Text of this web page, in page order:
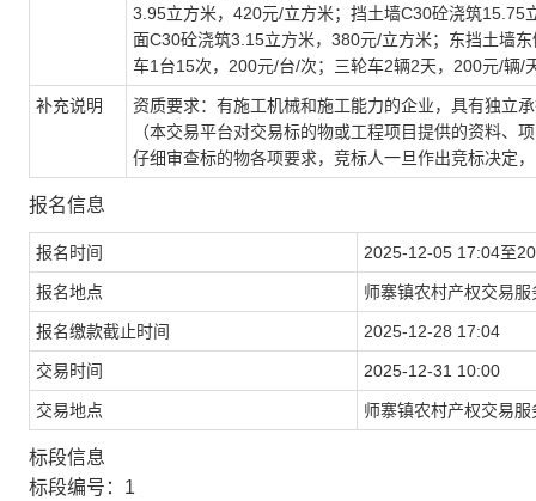
3.95立方米，420元/立方米；挡土墙C30砼浇筑
面C30砼浇筑3.15立方米，380元/立方米；东挡土墙
车1台15次，200元/台/次；三轮车2辆2天，200元/辆/
补充说明
资质要求：有施工机械和施工能力的企业，具有独立
（本交易平台对交易标的物或工程项目提供的资料、
仔细审查标的物各项要求，竞标人一旦作出竞标决定
报名信息
报名时间 2025-12-05 17:04至
报名地点 师寨镇农村产权交易
报名缴款截止时间 2025-12-28 17:04
交易时间 2025-12-31 10:00
交易地点 师寨镇农村产权交易服
标段信息
标段编号：1